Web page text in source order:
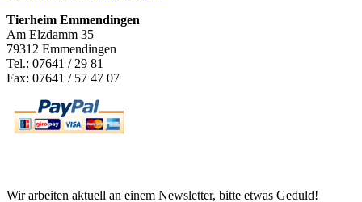
Tierheim Emmendingen
Am Elzdamm 35
79312 Emmendingen
Tel.: 07641 / 29 81
Fax: 07641 / 57 47 07
Wir arbeiten aktuell an einem Newsletter, bitte etwas Geduld!